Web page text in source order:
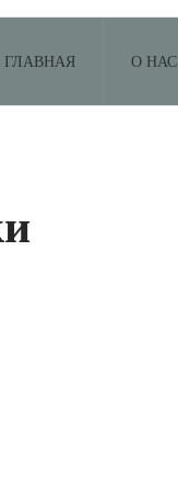
ГЛАВНАЯ О НАС